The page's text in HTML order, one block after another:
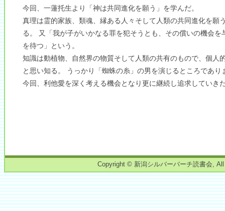
今回、一蓮托生より「神は共同進化を願う」を学んだ。
真理は霊的家族、類魂、縁ある人々そして人類の共同進化を願
る。 又「我が子がいかなる罪を犯そうとも、その償いの機会を
を待つ」という。
知識は動植物、自然界の物質そして人類の共有のもので、個人
と思い知る。 うっかり「蜘蛛の糸」の男を演じるところであり
今回、利他愛を深く考える機会となり更に継続し追求していき
Copyright © 新潟シルバーバーチ読書会,